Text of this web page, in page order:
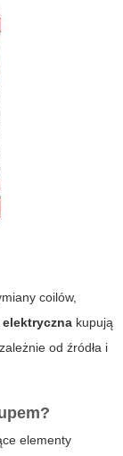
coilów,
kupują
od źródła i
elementy